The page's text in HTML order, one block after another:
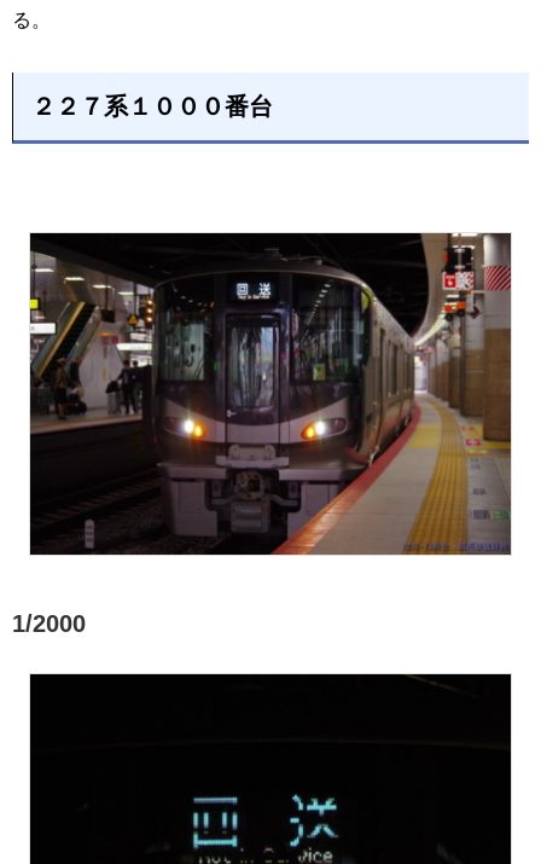
る。
２２７系１０００番台
1/2000